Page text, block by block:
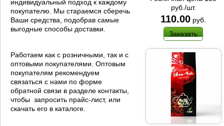
индивидуальный подход к каждому
покупателю. Мы стараемся сберечь
Ваши средства, подобрав самые
выгодные способы доставки.
Работаем как с розничными, так и с
оптовыми покупателями. Оптовым
покупателям рекомендуем
связаться с нами по форме
обратной связи в разделе контакты,
чтобы запросить прайс-лист, или
скачать его в каталоге.
руб./шт.
110.00 руб.
Заказать